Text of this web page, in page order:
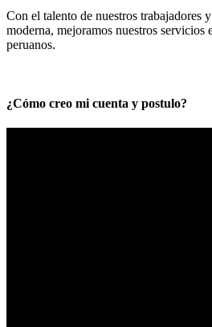
Con el talento de nuestros trabajadores
moderna, mejoramos nuestros servicios
peruanos.
¿Cómo creo mi cuenta y postulo?